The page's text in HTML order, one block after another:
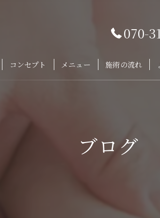
070-
コンセプト メニュー 施術の流れ
ブログ